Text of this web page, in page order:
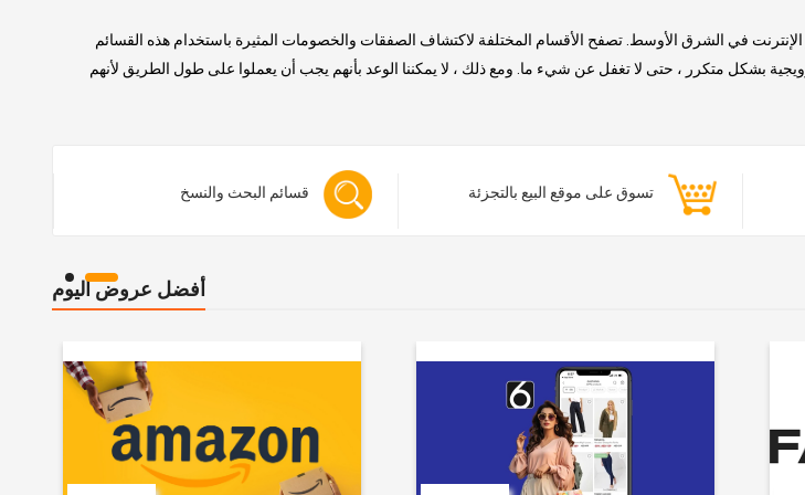
في الشرق الأوسط. تصفح الأقسام المختلفة لاكتشاف الصفقات والخصومات المثيرة باستخدام هذه القسائم
بشكل متكرر ، حتى لا تغفل عن شيء ما. ومع ذلك ، لا يمكننا الوعد بأنهم يجب أن يعملوا على طول الطريق لأنهم
قسائم البحث والنسخ تسوق على موقع البيع بالتجزئة
أفضل عروض اليوم